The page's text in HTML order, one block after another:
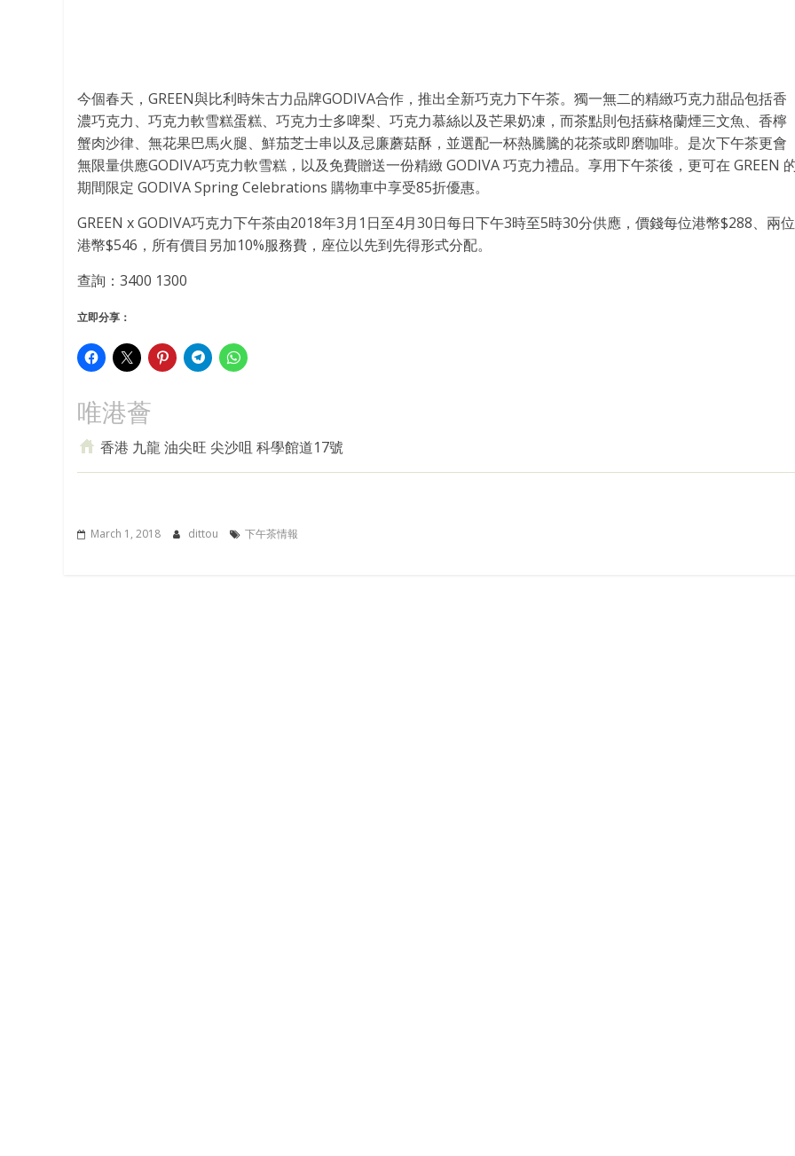
今個春天，GREEN與比利時朱古力品牌GODIVA合作，推出全新巧克力下午茶。獨一無二的精緻巧克力甜品包括香
濃巧克力、巧克力軟雪糕蛋糕、巧克力士多啤梨、巧克力慕絲以及芒果奶凍，而茶點則包括蘇格蘭煙三文魚、香檸
蟹肉沙律、無花果巴馬火腿、鮮茄芝士串以及忌廉蘑菇酥，並選配一杯熱騰騰的花茶或即磨咖啡。是次下午茶更會
無限量供應GODIVA巧克力軟雪糕，以及免費贈送一份精緻 GODIVA 巧克力禮品。享用下午茶後，更可在 GREEN
期間限定 GODIVA Spring Celebrations 購物車中享受85折優惠。
GREEN x GODIVA巧克力下午茶由2018年3月1日至4月30日每日下午3時至5時30分供應，價錢每位港幣$288、兩位
港幣$546，所有價目另加10%服務費，座位以先到先得形式分配。
查詢：3400 1300
立即分享：
唯港薈
香港 九龍 油尖旺 尖沙咀 科學館道17號
March 1, 2018 dittou 下午茶情報